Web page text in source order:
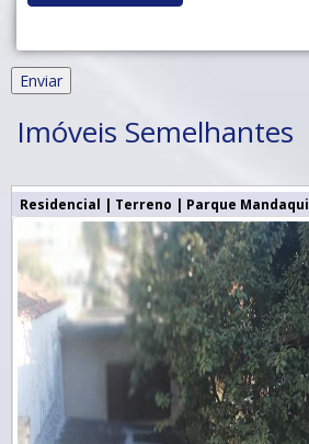
Imóveis Semelhantes
Residencial | Terreno | Parque Mandaqui